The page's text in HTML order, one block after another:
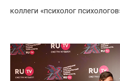
коллеги «психолог